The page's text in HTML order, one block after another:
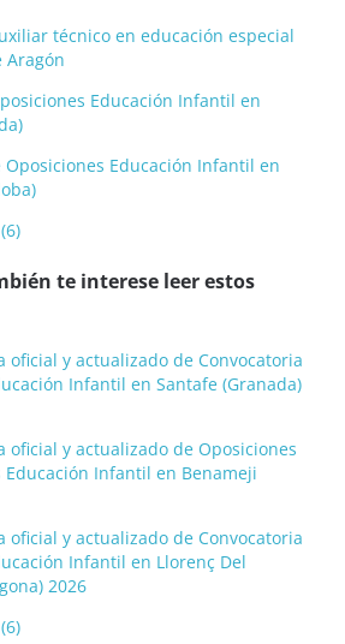
técnico en educación especial
Aragón
Educación Infantil en
Oposiciones Educación Infantil en
te interese leer estos
oficial y actualizado de Convocatoria
Infantil en Santafe (Granada)
oficial y actualizado de Oposiciones
Educación Infantil en Benameji
oficial y actualizado de Convocatoria
Infantil en Llorenç Del
2026